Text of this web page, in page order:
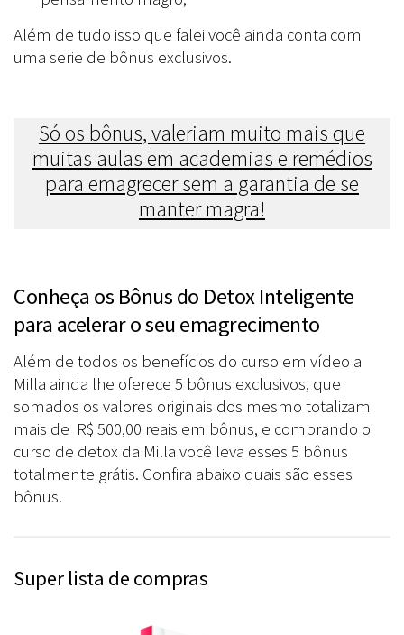
Além de tudo isso que falei você ainda conta com
uma serie de bônus exclusivos.
Só os bônus, valeriam muito mais que
muitas aulas em academias e remédios
para emagrecer sem a garantia de se
manter magra!
Conheça os Bônus do Detox Inteligente
para acelerar o seu emagrecimento
Além de todos os benefícios do curso em vídeo a
Milla ainda lhe oferece 5 bônus exclusivos, que
somados os valores originais dos mesmo totalizam
mais de R$ 500,00 reais em bônus, e comprando o
curso de detox da Milla você leva esses 5 bônus
totalmente grátis. Confira abaixo quais são esses
bônus.
Super lista de compras